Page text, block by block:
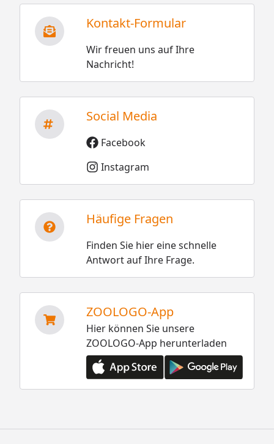
Kontakt-Formular
Wir freuen uns auf Ihre
Nachricht!
Social Media
Facebook
Instagram
Häufige Fragen
Finden Sie hier eine schnelle
Antwort auf Ihre Frage.
ZOOLOGO-App
Hier können Sie unsere
ZOOLOGO-App herunterladen